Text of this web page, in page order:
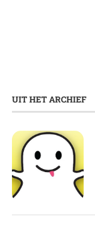
UIT HET ARCHIEF